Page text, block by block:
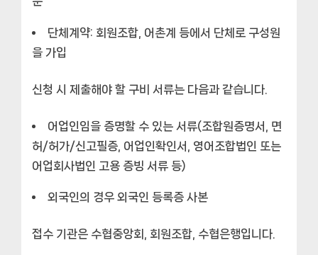
단체계약: 회원조합, 어촌계 등에서 단체로 구성원
을 가입
신청 시 제출해야 할 구비 서류는 다음과 같습니다.
어업인임을 증명할 수 있는 서류(조합원증명서, 면
허/허가/신고필증, 어업인확인서, 영어조합법인 또는
어업회사법인 고용 증빙 서류 등)
외국인의 경우 외국인 등록증 사본
접수 기관은 수협중앙회, 회원조합, 수협은행입니다.